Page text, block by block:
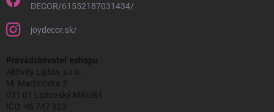
DECOR/61552187031434/
joydecor.sk/
Prevádzkovateľ eshopu
Aktivity Liptov, s.r.o.
M. Martinčeka 2
031 01 Liptovský Mikuláš
IČO: 46 747 923